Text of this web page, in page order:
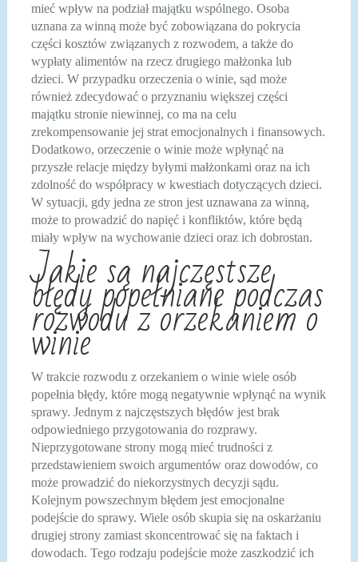
mieć wpływ na podział majątku wspólnego. Osoba
uznana za winną może być zobowiązana do pokrycia
części kosztów związanych z rozwodem, a także do
wypłaty alimentów na rzecz drugiego małżonka lub
dzieci. W przypadku orzeczenia o winie, sąd może
również zdecydować o przyznaniu większej części
majątku stronie niewinnej, co ma na celu
zrekompensowanie jej strat emocjonalnych i finansowych.
Dodatkowo, orzeczenie o winie może wpłynąć na
przyszłe relacje między byłymi małżonkami oraz na ich
zdolność do współpracy w kwestiach dotyczących dzieci.
W sytuacji, gdy jedna ze stron jest uznawana za winną,
może to prowadzić do napięć i konfliktów, które będą
miały wpływ na wychowanie dzieci oraz ich dobrostan.
Jakie są najczęstsze
błędy popełniane podczas
rozwodu z orzekaniem o
winie
W trakcie rozwodu z orzekaniem o winie wiele osób
popełnia błędy, które mogą negatywnie wpłynąć na wynik
sprawy. Jednym z najczęstszych błędów jest brak
odpowiedniego przygotowania do rozprawy.
Nieprzygotowane strony mogą mieć trudności z
przedstawieniem swoich argumentów oraz dowodów, co
może prowadzić do niekorzystnych decyzji sądu.
Kolejnym powszechnym błędem jest emocjonalne
podejście do sprawy. Wiele osób skupia się na oskarżaniu
drugiej strony zamiast skoncentrować się na faktach i
dowodach. Tego rodzaju podejście może zaszkodzić ich